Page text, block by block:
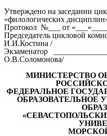
Утверждено на заседании
«филологических
Протокол №___ от
Председатель цикловой
И.И.Костина /
Экзаменатор
О.В.Соломонова/
МИНИСТЕРСТВО
ФЕДЕРАЛЬНОЕ
ОБРАЗОВАТЕЛЬНОЕ